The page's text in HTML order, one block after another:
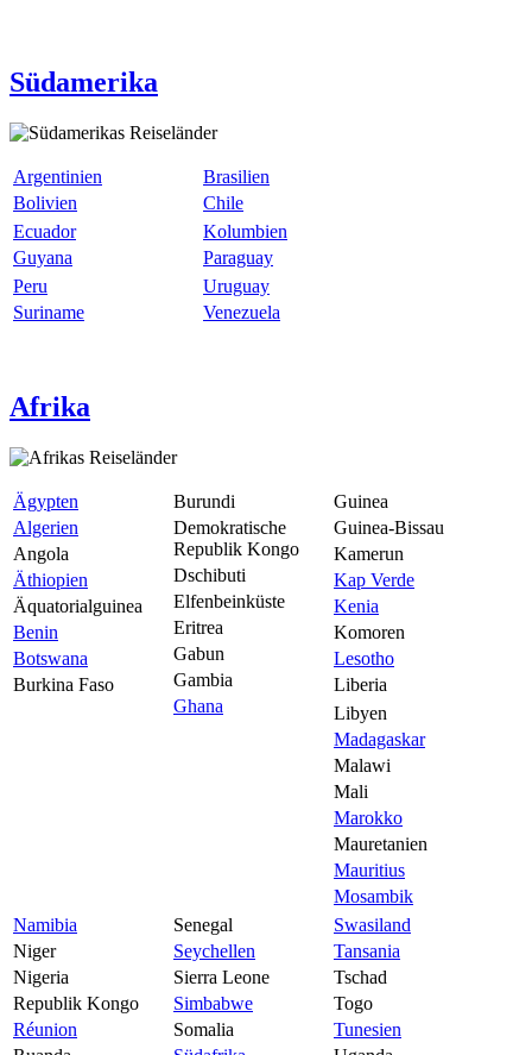
Südamerika
Argentinien
Bolivien
Brasilien
Chile
Ecuador
Guyana
Kolumbien
Paraguay
Peru
Suriname
Uruguay
Venezuela
Afrika
Ägypten
Algerien
Angola
Äthiopien
Äquatorialguinea
Benin
Botswana
Burkina Faso
Burundi
Demokratische
Republik Kongo
Dschibuti
Elfenbeinküste
Eritrea
Gabun
Gambia
Ghana
Guinea
Guinea-Bissau
Kamerun
Kap Verde
Kenia
Komoren
Lesotho
Liberia
Libyen
Madagaskar
Malawi
Mali
Marokko
Mauretanien
Mauritius
Mosambik
Namibia
Niger
Nigeria
Republik Kongo
Réunion
Senegal
Seychellen
Sierra Leone
Simbabwe
Somalia
Swasiland
Tansania
Tschad
Togo
Tunesien